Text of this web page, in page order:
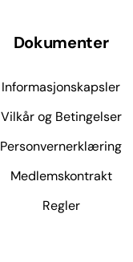
Dokumenter
Informasjonskapsler
Vilkår og Betingelser
Personvernerklæring
Medlemskontrakt
Regler